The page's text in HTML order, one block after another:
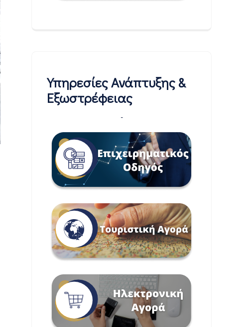
Υπηρεσίες Ανάπτυξης &
Εξωστρέφειας
-